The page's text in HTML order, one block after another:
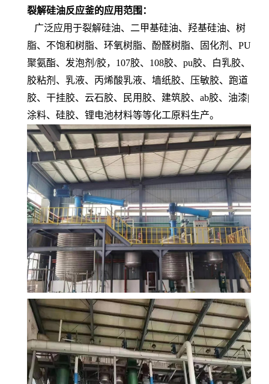
裂解硅油反应釜的应用范围：
广泛应用于裂解硅油、二甲基硅油、羟基硅油、树
脂、不饱和树脂、环氧树脂、酚醛树脂、固化剂、PU
聚氨酯、发泡剂/胶，107胶、108胶、pu胶、白乳胶、
胶粘剂、乳液、丙烯酸乳液、墙纸胶、压敏胶、跑道
胶、干挂胶、云石胶、民用胶、建筑胶、ab胶、油漆|
涂料、硅胶、锂电池材料等等化工原料生产。